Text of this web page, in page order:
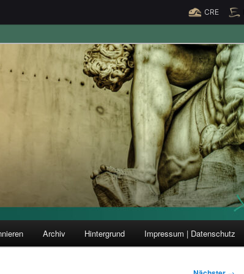
CRE
und Forschung
Archiv Hintergrund Impressum | Datenschutz